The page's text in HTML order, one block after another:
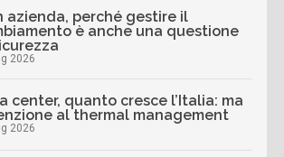
azienda, perché gestire il
è anche una questione
2026
center, quanto cresce l’Italia: ma
al thermal management
2026